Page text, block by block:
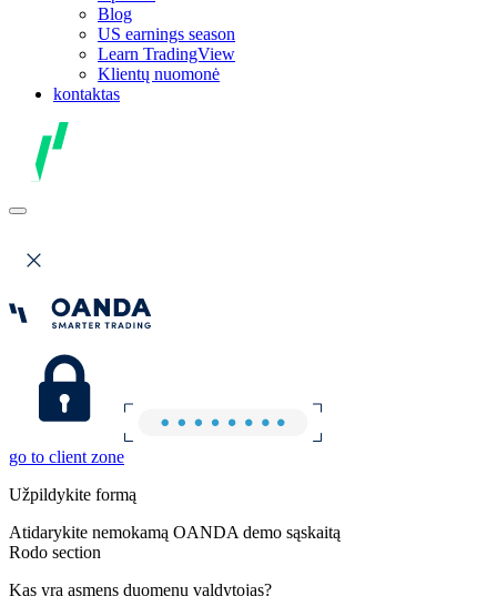
Blog
US earnings season
Learn TradingView
Klientų nuomonė
kontaktas
go to client zone
Užpildykite formą
Atidarykite nemokamą OANDA demo sąskaitą
Rodo section
Kas yra asmens duomenų valdytojas?